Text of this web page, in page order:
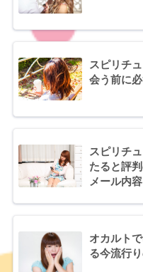
スピリチ
会う前に
スピリチ
たると評
メール内
オカルト
る今流行